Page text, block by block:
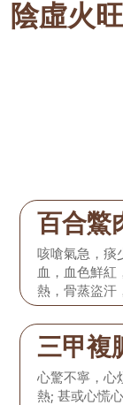
陰虛火旺
百合鱉
咳嗆氣急，痰
血，血色鮮紅
熱，骨蒸盜汗
子夢交或經閉
花剝，脈細而
三甲複
心驚不寧，心
熱; 甚或心慌